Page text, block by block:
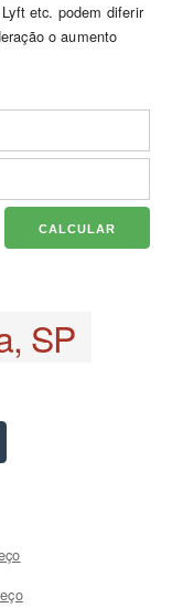
etc. podem diferir
o aumento
SP